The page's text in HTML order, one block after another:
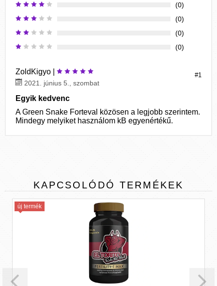
(0)
(0)
(0)
(0)
#1
ZoldKigyo |
2021. június 5., szombat
Egyik kedvenc
A Green Snake Forteval közösen a legjobb szerintem.
Mindegy melyiket használom kB egyenértékű.
KAPCSOLÓDÓ TERMÉKEK
új termék